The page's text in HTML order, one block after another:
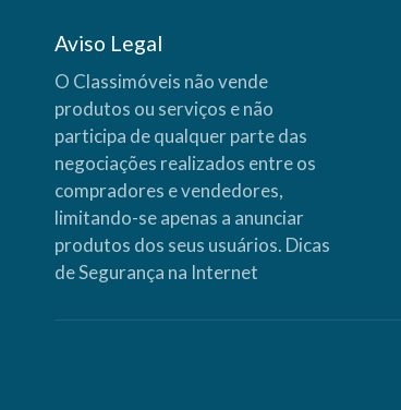
Aviso Legal
O Classimóveis não vende
produtos ou serviços e não
participa de qualquer parte das
negociações realizados entre os
compradores e vendedores,
limitando-se apenas a anunciar
produtos dos seus usuários. Dicas
de Segurança na Internet